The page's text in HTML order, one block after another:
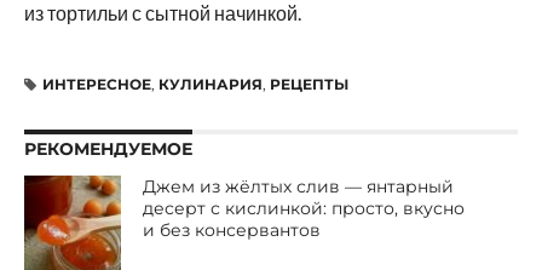
из тортильи с сытной начинкой.
ИНТЕРЕСНОЕ, КУЛИНАРИЯ, РЕЦЕПТЫ
РЕКОМЕНДУЕМОЕ
Джем из жёлтых слив — янтарный
десерт с кислинкой: просто, вкусно
и без консервантов